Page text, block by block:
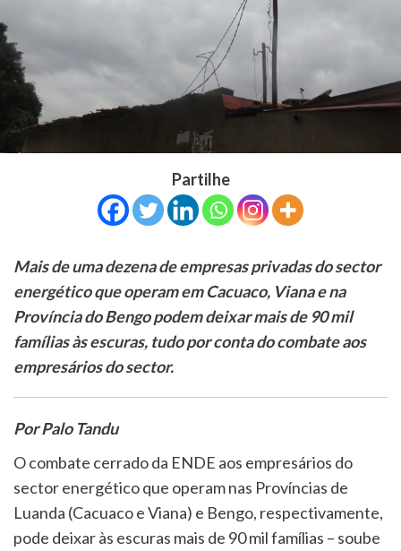
Partilhe
Mais de uma dezena de empresas privadas do sector
energético que operam em Cacuaco, Viana e na
Província do Bengo podem deixar mais de 90 mil
famílias às escuras, tudo por conta do combate aos
empresários do sector.
Por Palo Tandu
O combate cerrado da ENDE aos empresários do
sector energético que operam nas Províncias de
Luanda (Cacuaco e Viana) e Bengo, respectivamente,
pode deixar às escuras mais de 90 mil famílias – soube